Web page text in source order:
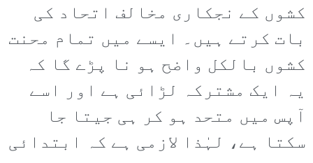
کشوں کے نجکاری مخالف اتحاد کی
بات کرتے ہیں۔ ایسے میں تمام محنت
کشوں بالکل واضح ہو نا پڑے گا کہ
یہ ایک مشترکہ لڑائی ہے اور اسے
آپس میں متحد ہو کر ہی جیتا جا
سکتا ہے، لہٰذا لازمی ہے کہ ابتدائی